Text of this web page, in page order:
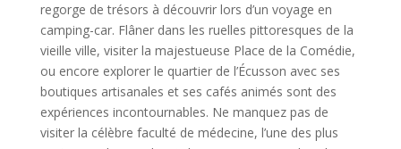
regorge de trésors à découvrir lors d’un voyage en
camping-car. Flâner dans les ruelles pittoresques de la
vieille ville, visiter la majestueuse Place de la Comédie,
ou encore explorer le quartier de l’Écusson avec ses
boutiques artisanales et ses cafés animés sont des
expériences incontournables. Ne manquez pas de
visiter la célèbre faculté de médecine, l’une des plus